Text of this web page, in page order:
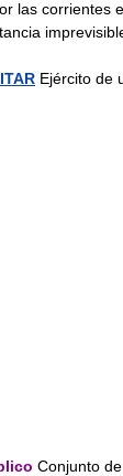
las corrientes
Ejército de
Conjunto